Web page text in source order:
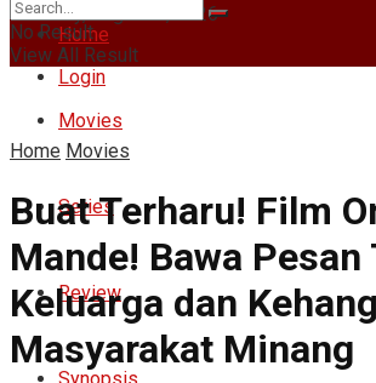
Saturday, August 8, 2026
Login
Home
Movies
Series
Review
Synopsis
No Result
View All Result
Home Movies
Buat Terharu! Film
Mande! Bawa Pesan
Keluarga dan
Masyarakat Minang